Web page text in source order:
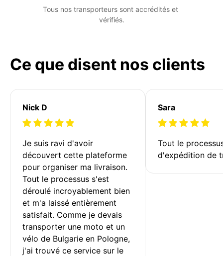
Tous nos transporteurs sont accrédités et
vérifiés.
Ce que disent nos clients
Nick D
Je suis ravi d'avoir
découvert cette plateforme
pour organiser ma livraison.
Tout le processus s'est
déroulé incroyablement bien
et m'a laissé entièrement
satisfait. Comme je devais
transporter une moto et un
vélo de Bulgarie en Pologne,
j'ai trouvé ce service sur le
Sara
Tout le
d'expédition de